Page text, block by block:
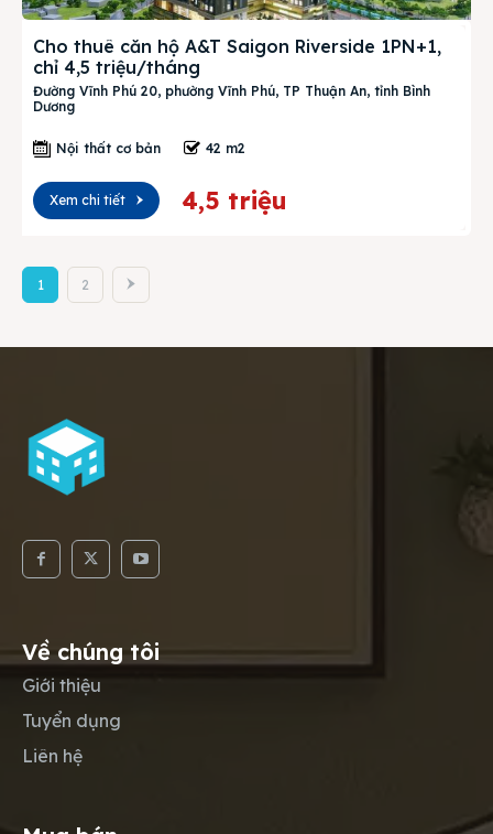
Cho thuê căn hộ A&T Saigon Riverside 1PN+1,
chỉ 4,5 triệu/tháng
Đường Vĩnh Phú 20, phường Vĩnh Phú, TP Thuận An, tỉnh Bình
Dương
Nội thất cơ bản 42 m2
Xem chi tiết 4,5 triệu
1 2
Về chúng tôi
Giới thiệu
Tuyển dụng
Liên hệ